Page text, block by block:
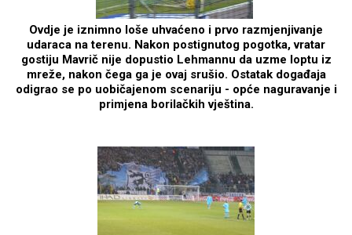
Ovdje je iznimno loše uhvaćeno i prvo razmjenjivanje
udaraca na terenu. Nakon postignutog pogotka, vratar
gostiju Mavrič nije dopustio Lehmannu da uzme loptu iz
mreže, nakon čega ga je ovaj srušio. Ostatak događaja
odigrao se po uobičajenom scenariju - opće naguravanje i
primjena borilačkih vještina.